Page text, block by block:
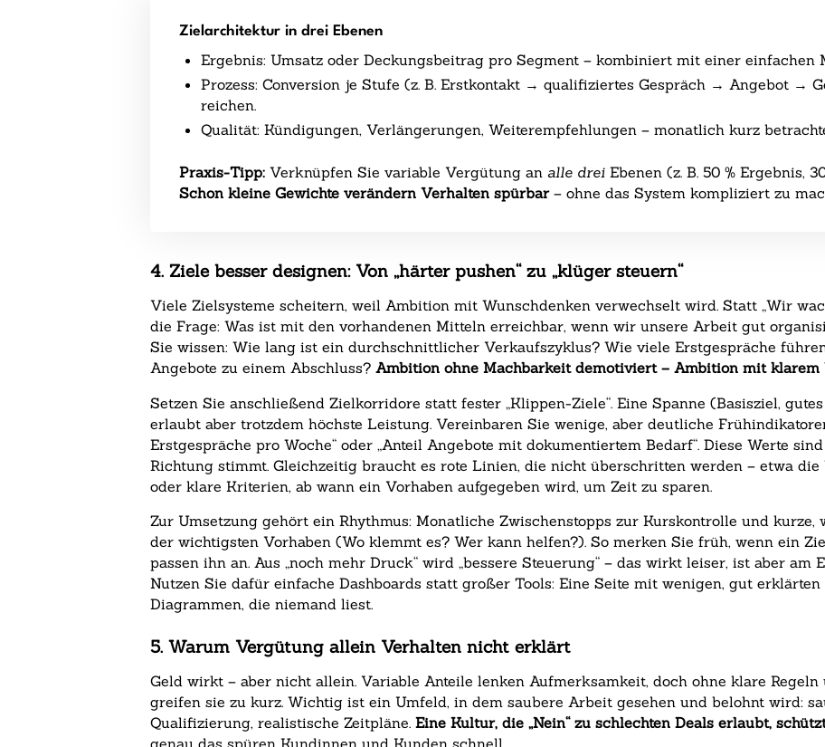
Zielarchitektur in drei Ebenen
Ergebnis: Umsatz oder Deckungsbeitrag pro Segment – kombiniert mit einer einfachen
Prozess: Conversion je Stufe (z. B. Erstkontakt → qualifiziertes Gespräch → Angebot →
reichen.
Qualität: Kündigungen, Verlängerungen, Weiterempfehlungen – monatlich kurz
Praxis-Tipp:Verknüpfen Sie variable Vergütung an alle dreiEbenen (z. B. 50 % Ergebnis,
Schon kleine Gewichte verändern Verhalten spürbar– ohne das System kompliziert zu
4. Ziele besser designen: Von „härter pushen“ zu „klüger steuern“
Viele Zielsysteme scheitern, weil Ambition mit Wunschdenken verwechselt wird. Statt „Wir
die Frage: Was ist mit den vorhandenen Mitteln erreichbar, wenn wir unsere Arbeit gut
Sie wissen: Wie lang ist ein durchschnittlicher Verkaufszyklus? Wie viele Erstgespräche
Angebote zu einem Abschluss?Ambition ohne Machbarkeit demotiviert – Ambition mit klarem
Setzen Sie anschließend Zielkorridore statt fester „Klippen-Ziele“. Eine Spanne (Basisziel,
erlaubt aber trotzdem höchste Leistung. Vereinbaren Sie wenige, aber deutliche
Erstgespräche pro Woche“ oder „Anteil Angebote mit dokumentiertem Bedarf“. Diese Werte
Richtung stimmt. Gleichzeitig braucht es rote Linien, die nicht überschritten werden – etwa
oder klare Kriterien, ab wann ein Vorhaben aufgegeben wird, um Zeit zu sparen.
Zur Umsetzung gehört ein Rhythmus: Monatliche Zwischenstopps zur Kurskontrolle und kurze,
der wichtigsten Vorhaben (Wo klemmt es? Wer kann helfen?). So merken Sie früh, wenn ein
passen ihn an. Aus „noch mehr Druck“ wird „bessere Steuerung“ – das wirkt leiser, ist aber
Nutzen Sie dafür einfache Dashboards statt großer Tools: Eine Seite mit wenigen, gut
Diagrammen, die niemand liest.
5. Warum Vergütung allein Verhalten nicht erklärt
Geld wirkt – aber nicht allein. Variable Anteile lenken Aufmerksamkeit, doch ohne klare
greifen sie zu kurz. Wichtig ist ein Umfeld, in dem saubere Arbeit gesehen und belohnt wird:
Qualifizierung, realistische Zeitpläne.Eine Kultur, die „Nein“ zu schlechten Deals erlaubt,
genau das spüren Kundinnen und Kunden schnell.